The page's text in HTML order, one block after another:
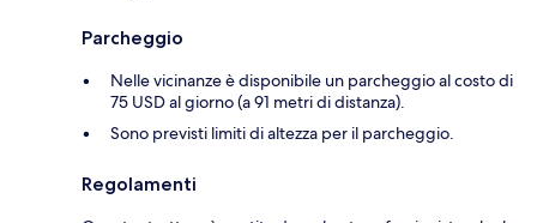
Parcheggio
Nelle vicinanze è disponibile un parcheggio al costo di
75 USD al giorno (a 91 metri di distanza).
Sono previsti limiti di altezza per il parcheggio.
Regolamenti